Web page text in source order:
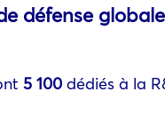
défense globale
5 100 dédiés à la